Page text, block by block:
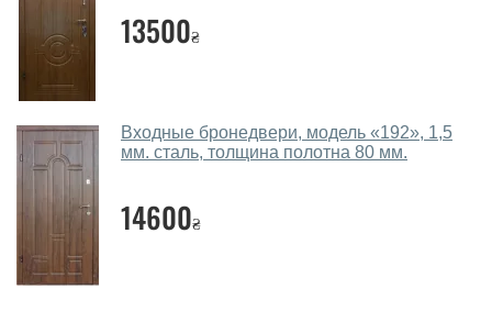
не посещая наш офис.
Сколько стоит вызвать замерщика?
Вызов замерщика-консультанта стоит 450 грн.
Вы производите установку входных
Да производим. Монтаж входных дверей
производится согласно очереди, во все дни кроме
воскресенья.
13500₴
Входные бронедвери, модель «192», 1,5
мм. сталь, толщина полотна 80 мм.
14600₴